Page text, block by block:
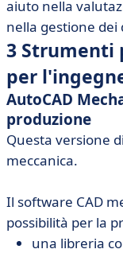
aiuto nella
nella gestione dei
3 Strumenti
per
AutoCAD
produzione
Questa versione
meccanica.
Il software CAD
possibilità per la
una libreria